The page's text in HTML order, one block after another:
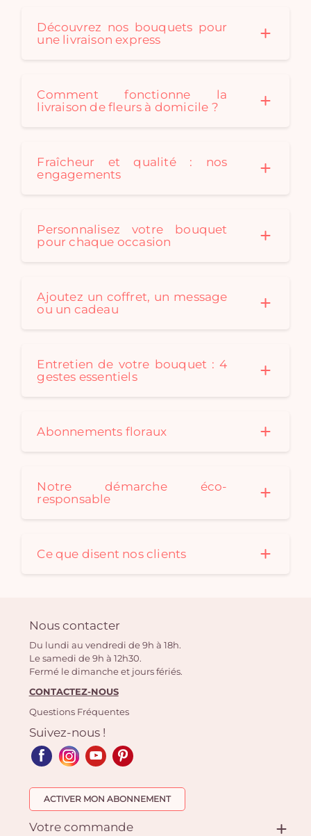
écologique !
Découvrez nos bouquets pour
une livraison express
Comment fonctionne la
livraison de fleurs à domicile ?
Fraîcheur et qualité : nos
engagements
Personnalisez votre bouquet
pour chaque occasion
Ajoutez un coffret, un message
ou un cadeau
Entretien de votre bouquet : 4
gestes essentiels
Abonnements floraux
Notre démarche éco-
responsable
Ce que disent nos clients
Nous contacter
Du lundi au vendredi de 9h à 18h.
Le samedi de 9h à 12h30.
Fermé le dimanche et jours fériés.
CONTACTEZ-NOUS
Questions Fréquentes
Suivez-nous !
ACTIVER MON ABONNEMENT
Votre commande